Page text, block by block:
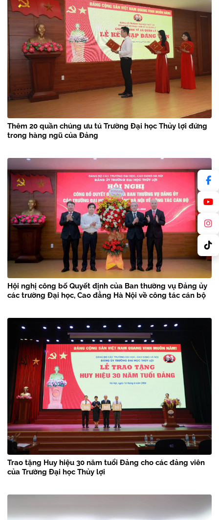
Thêm 20 quần chúng ưu tú Trường Đại học Thủy lợi đứng
trong hàng ngũ của Đảng
Hội nghị công bố Quyết định của Ban thường vụ Đảng ủy
các trường Đại học, Cao đẳng Hà Nội về công tác cán bộ
Trao tặng Huy hiệu 30 năm tuổi Đảng cho các đảng viên
của Trường Đại học Thủy lợi